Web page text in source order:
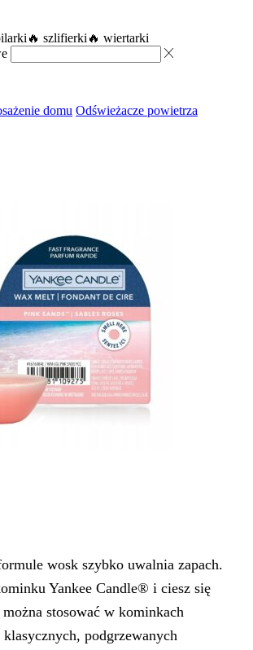
🔥 szlifierki 🔥 wiertarki
domu Odświeżacze powietrza
wosk szybko uwalnia zapach.
Yankee Candle® i ciesz się
stosować w kominkach
podgrzewanych